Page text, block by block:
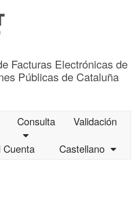
Facturas Electrónicas de
Públicas de Cataluña
Consulta
Validación
Cuenta
Castellano